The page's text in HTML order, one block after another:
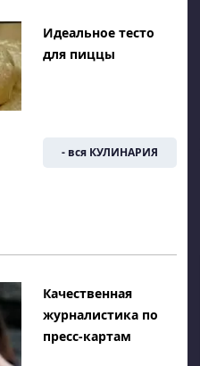
Идеальное тесто
для пиццы
- вся КУЛИНАРИЯ
Качественная
журналистика по
пресс-картам